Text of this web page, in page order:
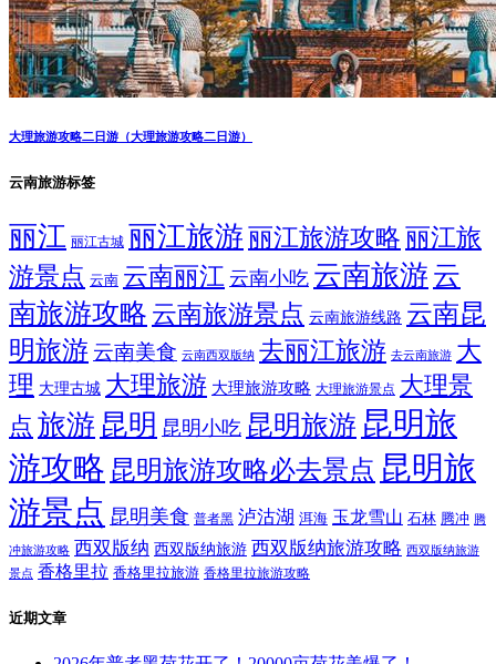
大理旅游攻略二日游（大理旅游攻略二日游）
云南旅游标签
丽江 丽江古城 丽江旅游 丽江旅游攻略 丽江旅
游景点 云南 云南丽江 云南小吃 云南旅游 云
南旅游攻略 云南旅游景点 云南旅游线路 云南昆
明旅游 云南美食 云南西双版纳 去丽江旅游 去云南旅游 大
理 大理古城 大理旅游 大理旅游攻略 大理旅游景点 大理景
点 旅游 昆明 昆明小吃 昆明旅游 昆明旅
游攻略 昆明旅游攻略必去景点 昆明旅
游景点 昆明美食 普者黑 泸沽湖 洱海 玉龙雪山 石林 腾冲 腾
冲旅游攻略 西双版纳 西双版纳旅游 西双版纳旅游攻略 西双版纳旅游
景点 香格里拉 香格里拉旅游 香格里拉旅游攻略
近期文章